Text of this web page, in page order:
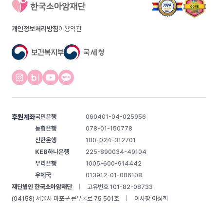
개인정보처리방침이용약관
재단법인 한국소아암재단
고유번호 101-82-08733
(04158) 서울시 마포구 큰우물로 75 501호
이사장 이성희
후원계좌국민은행
060401-04-025956
농협은행
078-01-150778
신한은행
100-024-312701
KEB하나은행
225-890034-49104
우리은행
1005-600-914442
우체국
013912-01-006108